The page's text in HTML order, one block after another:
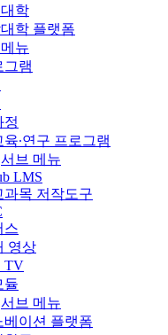
학
학 플랫폼
뉴
그램
정
∙연구 프로그램
서브 메뉴
LMS
과목 저작도구
스
영상
TV
듈
서브 메뉴
베이션 플랫폼